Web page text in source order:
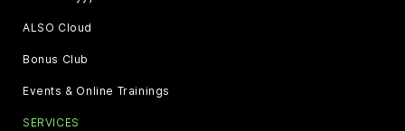
ALSO Cloud
Bonus Club
Events & Online Trainings
SERVICES